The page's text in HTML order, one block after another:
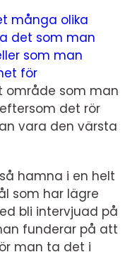
många olika
det som man
som man
för
område som man
det rör
vara den värsta
hamna i en helt
som har lägre
bli intervjuad på
funderar på att
man ta det i